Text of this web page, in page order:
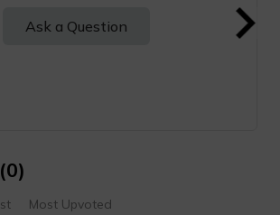
Ask a Question
(0)
Most Upvoted